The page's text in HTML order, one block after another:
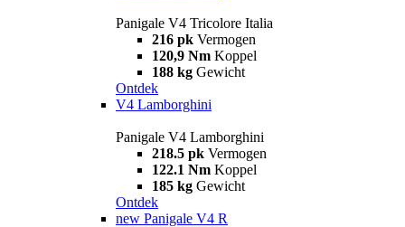
Panigale V4 Tricolore Italia
216 pk Vermogen
120,9 Nm Koppel
188 kg Gewicht
Ontdek
V4 Lamborghini
Panigale V4 Lamborghini
218.5 pk Vermogen
122.1 Nm Koppel
185 kg Gewicht
Ontdek
new Panigale V4 R